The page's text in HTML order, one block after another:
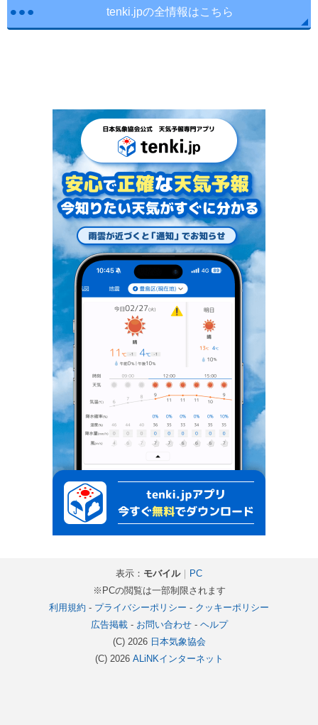
tenki.jpの全情報はこちら
表示： モバイル｜
PC
※PCの閲覧は一部制限されます
利用規約 - プライバシーポリシー - クッキーポリシー
広告掲載- お問い合わせ- ヘルプ
(C) 2026 日本気象協会
(C) 2026 ALiNKインターネット